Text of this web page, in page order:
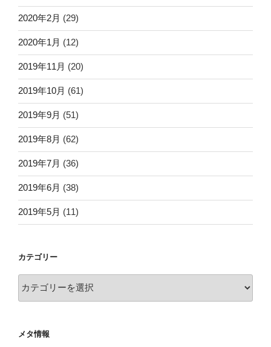
2020年2月 (29)
2020年1月 (12)
2019年11月 (20)
2019年10月 (61)
2019年9月 (51)
2019年8月 (62)
2019年7月 (36)
2019年6月 (38)
2019年5月 (11)
カテゴリー
テ
ー
メタ情報